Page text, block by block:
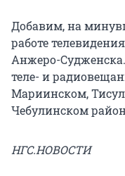
Добавим, на
работе
Анжеро-
теле- и
Мариинском,
Чебулинском
НГС.НОВОСТИ